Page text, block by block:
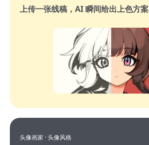
上传一张线稿，AI 瞬间给出上色方案
头像画家 · 头像风格